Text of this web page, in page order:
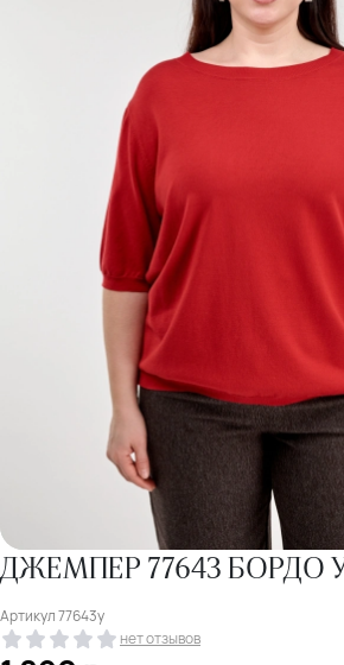
ДЖЕМПЕР 77643 БОРДО
Артикул77643у
нет отзывов